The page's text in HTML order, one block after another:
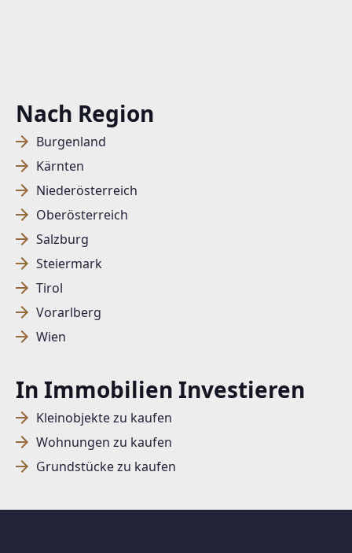
Nach Region
Burgenland
Kärnten
Niederösterreich
Oberösterreich
Salzburg
Steiermark
Tirol
Vorarlberg
Wien
In Immobilien Investieren
Kleinobjekte zu kaufen
Wohnungen zu kaufen
Grundstücke zu kaufen
SUCHAGENT ANLEGEN FÜR DIE
AKTUELLEN SUCHKRITERIEN
Dieser Filter wird viele Treffer erzeugen. Bitte setzen
Sie weitere Filter!
Ich stimme der Verarbeitung meiner Daten, wie
in denDatenschutzbestimmungenbeschrieben,
zu.